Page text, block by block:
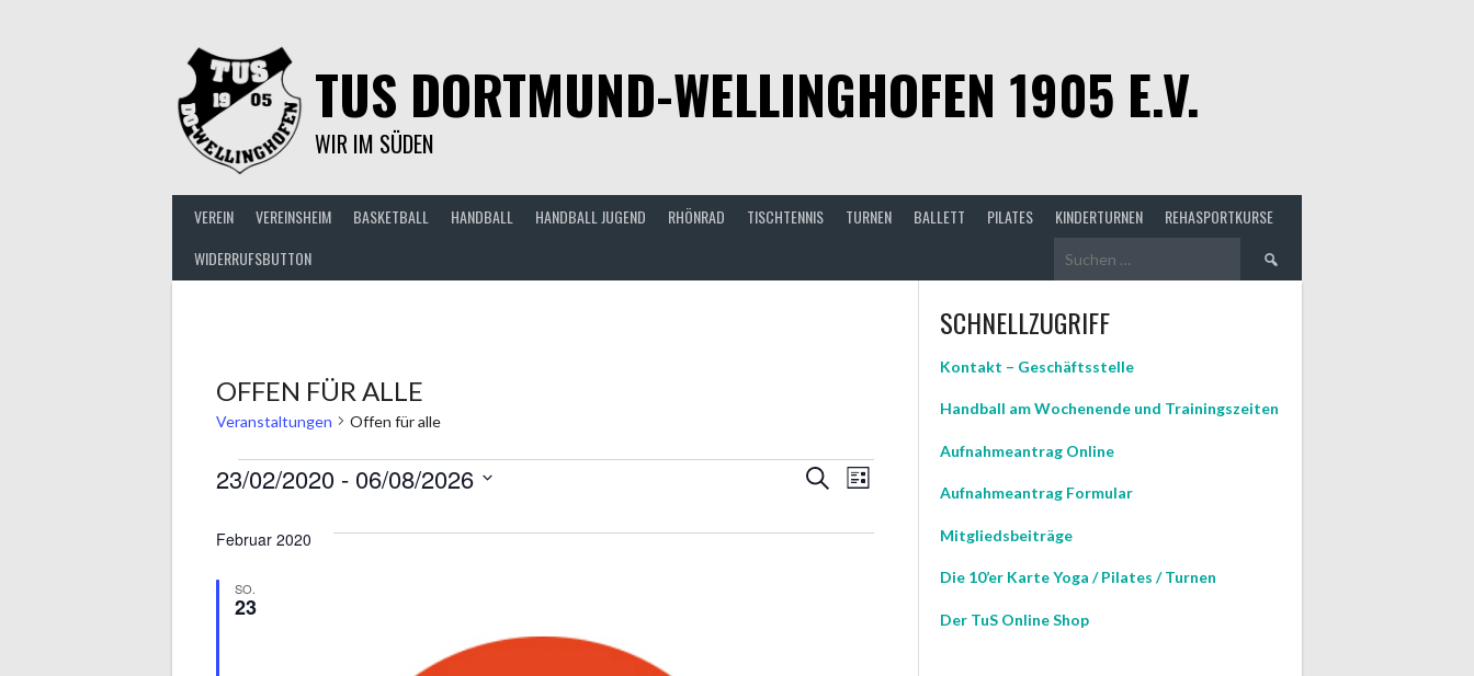
TUS DORTMUND-WELLINGHOFEN 1905 E.V.
WIR IM SÜDEN
VEREIN VEREINSHEIM BASKETBALL HANDBALL HANDBALL JUGEND RHÖNRAD TISCHTENNIS TURNEN BALLETT PILATES KINDERTURNEN
REHASPORTKURSE
WIDERRUFSBUTTON
Suchen
OFFEN FÜR ALLE
Veranstaltungen Offen für alle
VERANSTALTUNGEN
VERANSTALTUNGEN
SUCHE
Suche VERANSTALTUNG
ANSICHTEN-
Liste
23/02/2020 - 06/08/2026
wählen.
Februar 2020
SO.
23
SCHNELLZUGRIFF
Kontakt – Geschäftsstelle
Handball am Wochenende und Trainingszeiten
Aufnahmeantrag Online
Aufnahmeantrag Formular
Mitgliedsbeiträge
Die 10’er Karte Yoga / Pilates / Turnen
Der TuS Online Shop